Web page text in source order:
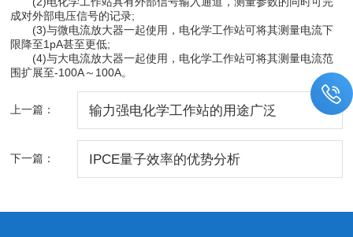
成对外部电压信号的记录;
(3)与微电流放大器一起使用，电化学工作站可将其测量电流下
限降至1pA甚至更低;
(4)与大电流放大器一起使用，电化学工作站可将其测量电流范
围扩展至-100A～100A。
上一篇： 输力强电化学工作站的用途广泛
下一篇： IPCE量子效率的优势分析